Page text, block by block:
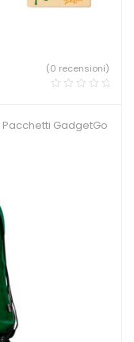
(0 recensioni)
Pacchetti GadgetGo